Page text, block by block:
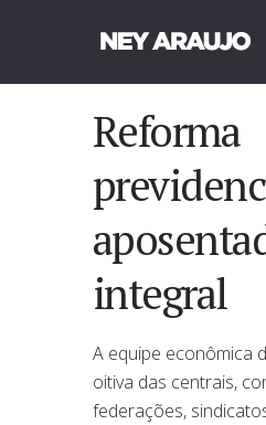
Reforma
integral
A equipe econômica
oitiva das centrais,
federações,